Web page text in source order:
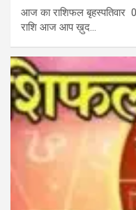
आज का राशिफल
राशि आज आप ख़ुद…